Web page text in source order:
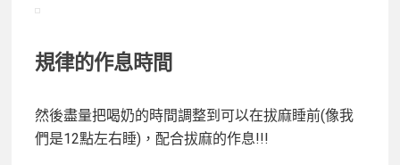
規律的作息時間
然後盡量把喝奶的時間調整到可以在拔麻睡前(像我
們是12點左右睡)，配合拔麻的作息!!!